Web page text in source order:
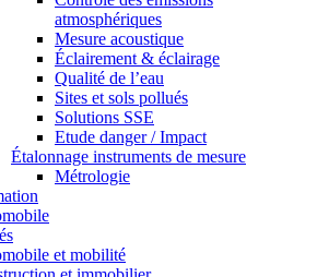
atmosphériques
Mesure acoustique
Éclairement & éclairage
Qualité de l’eau
Sites et sols pollués
Solutions SSE
Etude danger / Impact
Étalonnage instruments de mesure
Métrologie
et mobilité